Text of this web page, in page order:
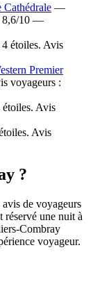
Cathédrale —
8,6/10 —
étoiles. Avis
Premier
voyageurs :
Avis
Avis
?
de voyageurs
réservé une nuit à
Combray
voyageur.